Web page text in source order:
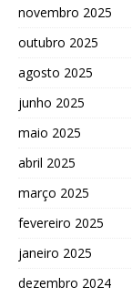
novembro 2025
outubro 2025
agosto 2025
junho 2025
maio 2025
abril 2025
março 2025
fevereiro 2025
janeiro 2025
dezembro 2024